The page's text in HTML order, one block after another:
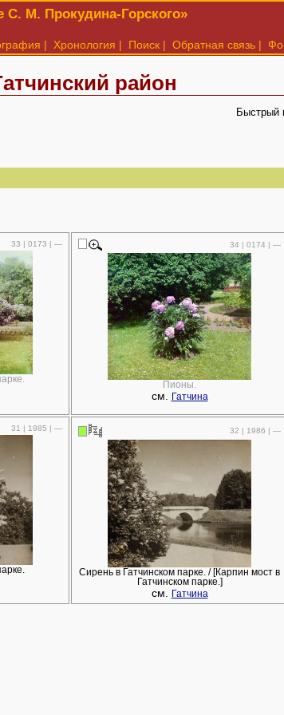
С. М. Прокудина-Горского»
| Хронология | Поиск | Обратная связь |
район
Быстрый
33 | 0173 | — 34 | 0174 | —
Пионы.
см. Гатчина
31 | 1985 | — 32 | 1986 | —
Сирень в Гатчинском парке. / [Карпин мост в
Гатчинском парке.]
см. Гатчина